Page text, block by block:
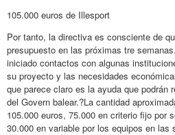
105.000 euros de Illesport
Por tanto, la directiva es consciente de
presupuesto en las próximas tre
iniciado contactos con algunas
su proyecto y las necesidades
que parece claro es la ayuda que podrán
del Govern balear.?La cantidad
105.000 euros, 75.000 en criterio fijo por
30.000 en variable por los equipos en las